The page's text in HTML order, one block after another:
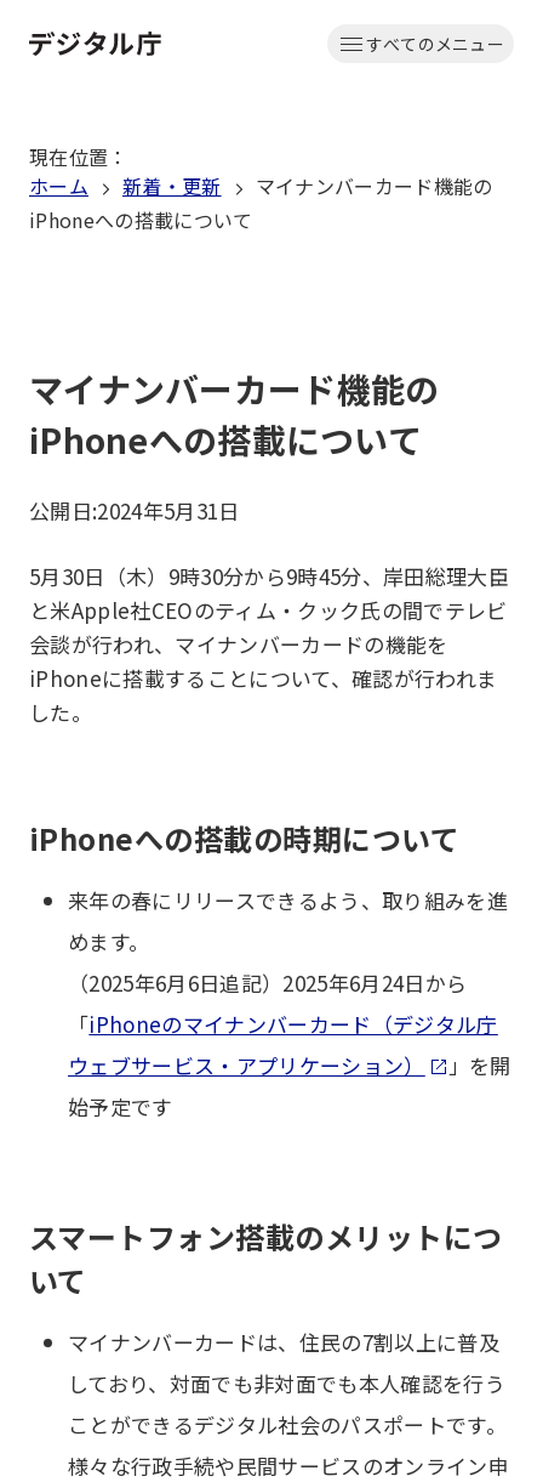
文
動
すべてのメニュー
現在位置 ：
ホーム
新着・更新
マイナンバーカード機能の
iPhoneへの搭載について
マイナンバーカード機能の
iPhoneへの搭載について
公開日:2024年5月31日
5月30日（木）9時30分から9時45分、岸田総理大臣
と米Apple社CEOのティム・クック氏の間でテレビ
会談が行われ、マイナンバーカードの機能を
iPhoneに搭載することについて、確認が行われま
した。
iPhoneへの搭載の時期について
来年の春にリリースできるよう、取り組みを進
めます。
（2025年6月6日追記）2025年6月24日から
「iPhoneのマイナンバーカード（デジタル庁
ウェブサービス・アプリケーション）
」を開
始予定です
スマートフォン搭載のメリットにつ
いて
マイナンバーカードは、住民の7割以上に普及
しており、対面でも非対面でも本人確認を行う
ことができるデジタル社会のパスポートです。
様々な行政手続や民間サービスのオンライン申